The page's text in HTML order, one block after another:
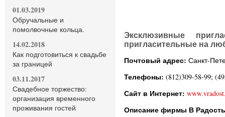
01.03.2019
Обручальные и
помолвочные кольца.
14.02.2018
Как подготовиться к свадьбе
за границей
03.11.2017
Свадебное торжество:
организация временного
проживания гостей
Эксклюзивные
пригласительные на
Почтовый адрес: Санкт-
Телефоны: (812)309-58-99;
Сайт в Интернет:
Описание фирмы В